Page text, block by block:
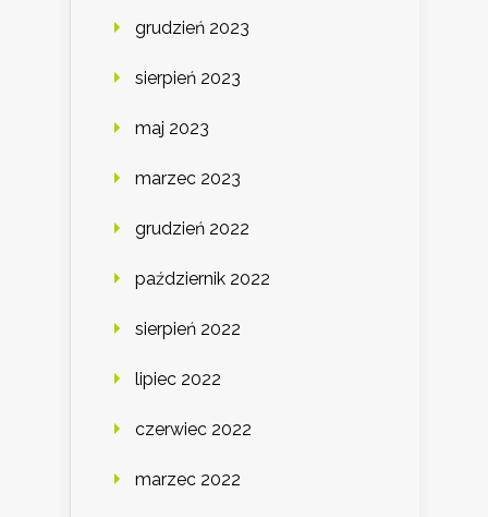
grudzień 2023
sierpień 2023
maj 2023
marzec 2023
grudzień 2022
październik 2022
sierpień 2022
lipiec 2022
czerwiec 2022
marzec 2022